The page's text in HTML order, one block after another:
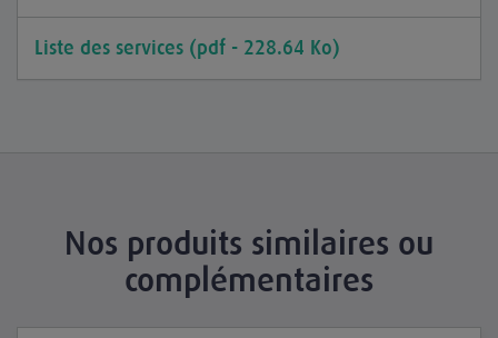
Liste des services (pdf - 228.64 Ko)
Nos produits similaires ou
complémentaires